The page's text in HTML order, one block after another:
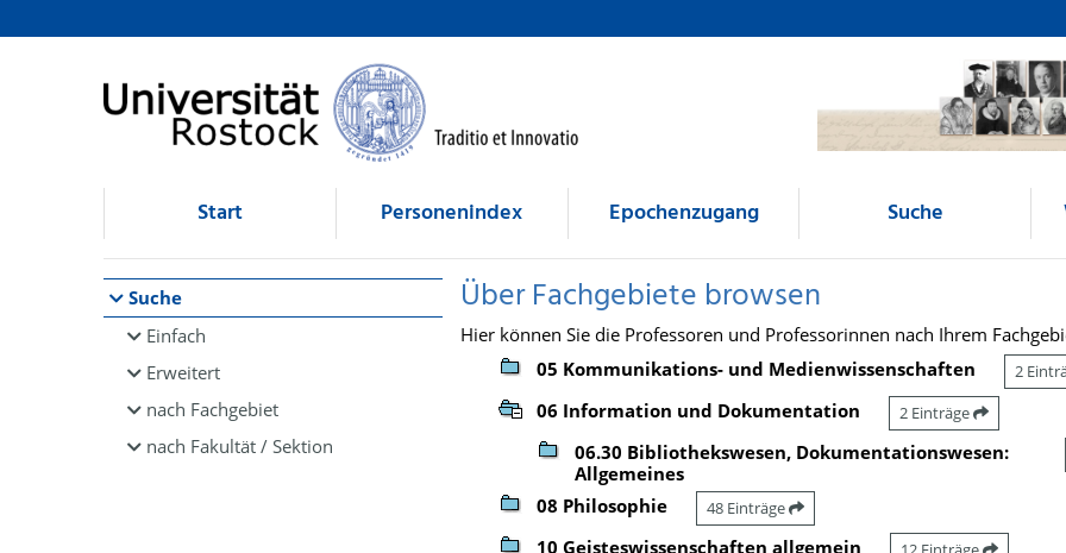
Browsen
direkt zum Inhalt
Start Personenindex Epochenzugang Suche
Suche
Einfach
Erweitert
nach Fachgebiet
nach Fakultät / Sektion
Über Fachgebiete browsen
Hier können Sie die Professoren und Professorinnen nach Ihrem
05 Kommunikations- und Medienwissenschaften
2
06 Information und Dokumentation 2 Einträge
06.30 Bibliothekswesen, Dokumentationswesen:
Allgemeines
08 Philosophie 48 Einträge
10 Geisteswissenschaften allgemein